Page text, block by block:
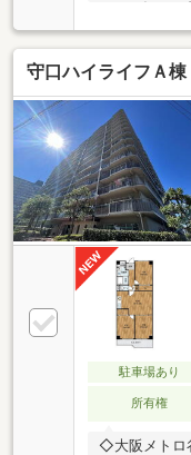
ロ・京阪本
守口ハイライフＡ棟
駐車場あり
所有権
◇大阪メトロ